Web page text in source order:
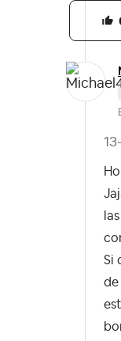
Si
de